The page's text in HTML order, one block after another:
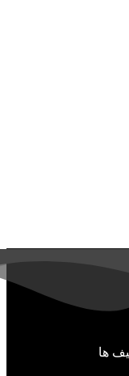
ها